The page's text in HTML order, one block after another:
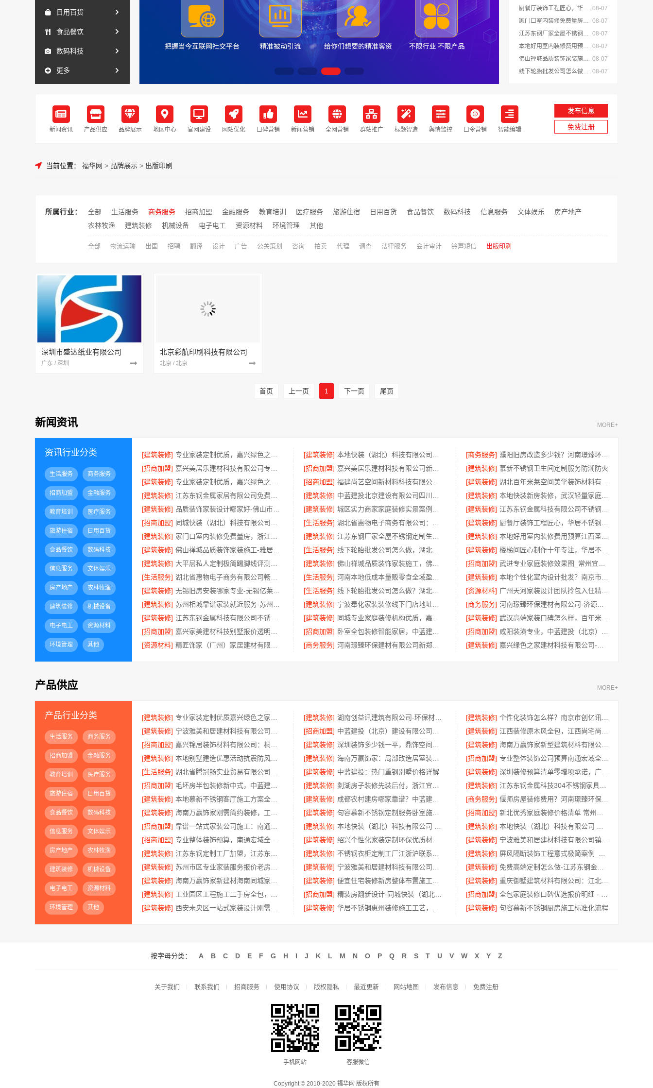
日用百货
食品餐饮
数码科技
更多
厨餐厅装饰工程匠心，华居不锈钢演绎 08-07
家门口室内装修免费量房，浙江宜美嘉装饰 08-07
江苏东钢厂家全屋不锈钢定制生产基地兴化江苏东钢金属科技有限公司 08-07
本地好用室内装修费用预算江西圣匠新型环保材料有限公司 08-07
佛山禅城品质装饰家装施工-雅居美家源头直供 08-07
线下轮胎批发公司怎么做，湖北省腾冠畅实业贸易有限公司经验分享 08-07
新闻资讯 产品供应 品牌展示 地区中心 官网建设 网站优化 口碑营销 新闻营销 全网营销 群站推广 标题智造 舆情监控 口令营销 智能编辑
发布信息
免费注册
当前位置： 福华网 > 品牌展示 > 出版印刷
所属行业： 全部 生活服务 商务服务 招商加盟 金融服务 教育培训 医疗服务 旅游住宿 日用百货 食品餐饮 数码科技 信息服务 文体娱乐
房产地产
农林牧渔
建筑装修 机械设备 电子电工 资源材料 环境管理 其他
全部 物流运输 出国 招聘 翻译 设计 广告 公关策划 咨询 拍卖 代理 调查 法律服务 会计审计 铃声短信 出版印刷
深圳市盛达纸业有限公司
广东 / 深圳
北京彩航印刷科技有限公司
北京 / 北京
首页 上一页 1 下一页 尾页
新闻资讯 MORE+
资讯行业分类
生活服务 商务服务
招商加盟 金融服务
教育培训 医疗服务
旅游住宿 日用百货
食品餐饮 数码科技
信息服务 文体娱乐
房产地产 农林牧渔
建筑装修 机械设备
电子电工 资源材料
环境管理 其他
[建筑装修] [建筑装修] [商务服务]
濮阳旧房改造多少钱？河南璟臻环保建材有限公司透明报价
[招商加盟]
[招商加盟] [建筑装修] 慕新不锈钢卫生间定制服务防潮防火
[建筑装修]
[招商加盟] [建筑装修]
[建筑装修]
[建筑装修] [建筑装修]
本地快装新房装修，武汉轻量家庭装修推荐
[建筑装修]
[建筑装修] [建筑装修]
[招商加盟]
[生活服务] [建筑装修]
[建筑装修]
[建筑装修] [建筑装修]
本地好用室内装修费用预算江西圣匠新型环保材料有限公司
[建筑装修]
[生活服务] [建筑装修]
楼梯间匠心制作十年专注，华居不锈钢打造耐用家居空间
[建筑装修]
[建筑装修] [招商加盟]
[生活服务]
[生活服务] [建筑装修]
本地个性化室内设计批发？南京市创亿讯直供更实惠
[建筑装修]
[生活服务] [资源材料]
广州天河家装设计团队拎包入住精匠饰家
[建筑装修]
[建筑装修] [商务服务]
河南璟臻环保建材有限公司-济源全屋装修墙面刷新
[建筑装修]
[建筑装修] [建筑装修]
武汉高端家装口碑怎么样，百年米莱空间美学装饰公司品质见证
[招商加盟]
[招商加盟] [招商加盟]
[资源材料]
[商务服务] [建筑装修]
产品供应 MORE+
产品行业分类
生活服务 商务服务
招商加盟 金融服务
教育培训 医疗服务
旅游住宿 日用百货
食品餐饮 数码科技
信息服务 文体娱乐
房产地产 农林牧渔
建筑装修 机械设备
电子电工 资源材料
环境管理 其他
[建筑装修] [建筑装修] [建筑装修]
[建筑装修]
[招商加盟] [建筑装修]
[招商加盟]
[建筑装修] [建筑装修]
海南万赢饰家新型建筑材料有限公司擅长水电规整
[建筑装修]
[建筑装修] [招商加盟]
专业整体装饰公司预算南通宏域全宅装饰建材有限公司规划
[生活服务]
[建筑装修] 中蓝建投：热门重钢别墅价格详解 [建筑装修]
深圳装修预算清单零增项承诺，广东鼎饰空间装饰工程有限公司
[招商加盟]
[建筑装修] [建筑装修]
江苏东钢金属科技304不锈钢家具厂家全国地址
[建筑装修]
[建筑装修] [商务服务]
偃师房屋装修费用？河南璟臻环保建材有限公司无隐形消费
[建筑装修]
[建筑装修] [招商加盟]
[招商加盟]
[建筑装修] [建筑装修]
[招商加盟]
[建筑装修] [建筑装修]
宁波雅美和居建材科技有限公司镇海施工对接
[建筑装修]
[建筑装修] [建筑装修]
[建筑装修]
[建筑装修] [建筑装修]
免费高端定制怎么做-江苏东钢金属家居专属方案
[建筑装修]
[建筑装修] [建筑装修]
重庆御墅建筑材料有限公司：江北木模报价清单短工期
[建筑装修]
[招商加盟] [招商加盟]
[建筑装修]
[建筑装修] [建筑装修] 句容慕新不锈钢厨房施工标准化流程
按字母分类： A B C D E F G H I J K L M N O P Q R S T U V W X Y Z
关于我们 联系我们 招商服务 使用协议 版权隐私 最近更新 网站地图 发布信息 免费注册
手机网站 客服微信
Copyright © 2010-2020 福华网 版权所有